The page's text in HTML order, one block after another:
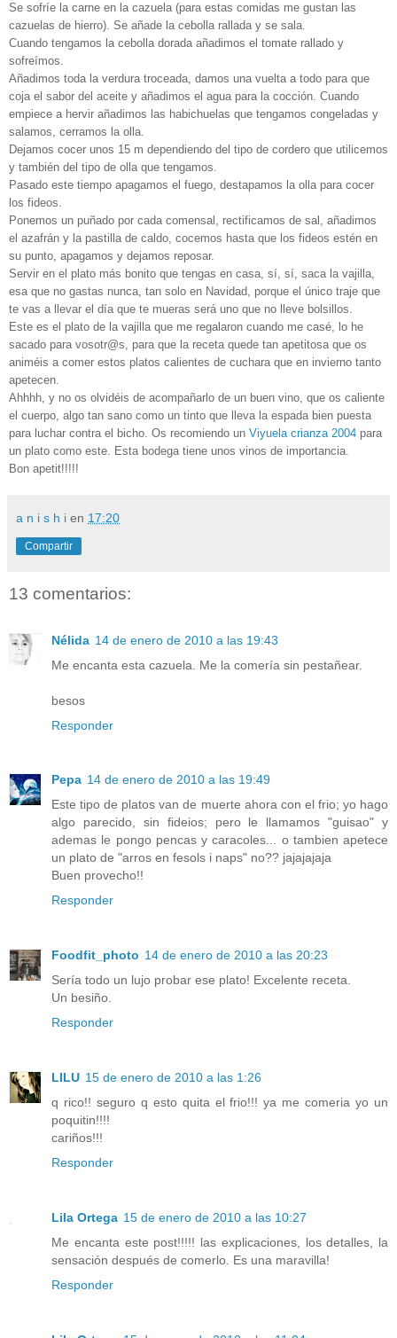
Se sofríe la carne en la cazuela (para estas comidas me gustan las
cazuelas de hierro). Se añade la cebolla rallada y se sala.
Cuando tengamos la cebolla dorada añadimos el tomate rallado y
sofreímos.
Añadimos toda la verdura troceada, damos una vuelta a todo para que
coja el sabor del aceite y añadimos el agua para la cocción. Cuando
empiece a hervir añadimos las habichuelas que tengamos congeladas y
salamos, cerramos la olla.
Dejamos cocer unos 15 m dependiendo del tipo de cordero que utilicemos
y también del tipo de olla que tengamos.
Pasado este tiempo apagamos el fuego, destapamos la olla para cocer
los fideos.
Ponemos un puñado por cada comensal, rectificamos de sal, añadimos
el azafrán y la pastilla de caldo, cocemos hasta que los fideos estén en
su punto, apagamos y dejamos reposar.
Servir en el plato más bonito que tengas en casa, sí, sí, saca la vajilla,
esa que no gastas nunca, tan solo en Navidad, porque el único traje que
te vas a llevar el día que te mueras será uno que no lleve bolsillos.
Este es el plato de la vajilla que me regalaron cuando me casé, lo he
sacado para vosotr@s, para que la receta quede tan apetitosa que os
animéis a comer estos platos calientes de cuchara que en invierno tanto
apetecen.
Ahhhh, y no os olvidéis de acompañarlo de un buen vino, que os caliente
el cuerpo, algo tan sano como un tinto que lleva la espada bien puesta
para luchar contra el bicho. Os recomiendo un Viyuela crianza 2004 para
un plato como este. Esta bodega tiene unos vinos de importancia.
Bon apetit!!!!!
a n i s h i en 17:20
Compartir
13 comentarios:
Nélida 14 de enero de 2010 a las 19:43
Me encanta esta cazuela. Me la comería sin pestañear.
besos
Responder
Pepa 14 de enero de 2010 a las 19:49
Este tipo de platos van de muerte ahora con el frio; yo hago
algo parecido, sin fideios; pero le llamamos "guisao" y
ademas le pongo pencas y caracoles... o tambien apetece
un plato de "arros en fesols i naps" no?? jajajajaja
Buen provecho!!
Responder
Foodfit_photo 14 de enero de 2010 a las 20:23
Sería todo un lujo probar ese plato! Excelente receta.
Un besiño.
Responder
LILU 15 de enero de 2010 a las 1:26
q rico!! seguro q esto quita el frio!!! ya me comeria yo un
poquitin!!!!
cariños!!!
Responder
Lila Ortega 15 de enero de 2010 a las 10:27
Me encanta este post!!!!! las explicaciones, los detalles, la
sensación después de comerlo. Es una maravilla!
Responder